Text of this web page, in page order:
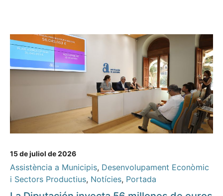
15 de juliol de 2026
Assistència a Municipis, Desenvolupament Econòmic
i Sectors Productius, Notícies, Portada